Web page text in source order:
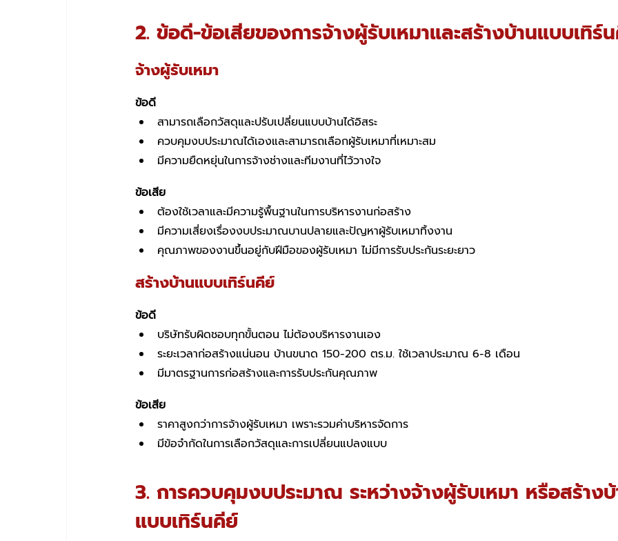
2. ข้อดี-ข้อเสียของการจ้างผู้รับเหมาและสร้างบ้านแบบเทิร์
จ้างผู้รับเหมา
ข้อดี
สามารถเลือกวัสดุและปรับเปลี่ยนแบบบ้านได้อิสระ
ควบคุมงบประมาณได้เองและสามารถเลือกผู้รับเหมาที่เหมาะสม
มีความยืดหยุ่นในการจ้างช่างและทีมงานที่ไว้วางใจ
ข้อเสีย
ต้องใช้เวลาและมีความรู้พื้นฐานในการบริหารงานก่อสร้าง
มีความเสี่ยงเรื่องงบประมาณบานปลายและปัญหาผู้รับเหมาทิ้งงาน
คุณภาพของงานขึ้นอยู่กับฝีมือของผู้รับเหมา ไม่มีการรับประกันระยะยาว
สร้างบ้านแบบเทิร์นคีย์
ข้อดี
บริษัทรับผิดชอบทุกขั้นตอน ไม่ต้องบริหารงานเอง
ระยะเวลาก่อสร้างแน่นอน บ้านขนาด 150-200 ตร.ม. ใช้เวลาประมาณ 6-8 เดือน
มีมาตรฐานการก่อสร้างและการรับประกันคุณภาพ
ข้อเสีย
ราคาสูงกว่าการจ้างผู้รับเหมา เพราะรวมค่าบริหารจัดการ
มีข้อจำกัดในการเลือกวัสดุและการเปลี่ยนแปลงแบบ
3. การควบคุมงบประมาณ ระหว่างจ้างผู้รับเหมา หรือสร้าง
แบบเทิร์นคีย์